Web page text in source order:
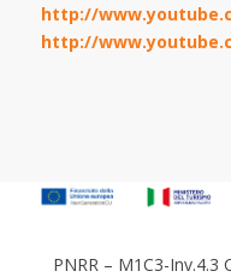
http://
http://
PNRR – M1C3-Inv.4.3